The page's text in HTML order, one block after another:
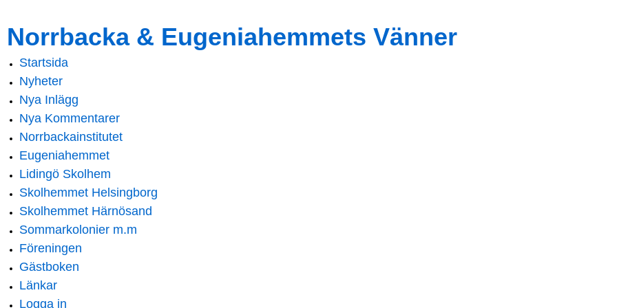
main
content
navigation
Norrbacka & Eugeniahemmets Vänner
Main menu
Startsida
Nyheter
Nya Inlägg
Nya Kommentarer
Norrbackainstitutet
Eugeniahemmet
Lidingö Skolhem
Skolhemmet Helsingborg
Skolhemmet Härnösand
Sommarkolonier m.m
Föreningen
Gästboken
Länkar
Logga in